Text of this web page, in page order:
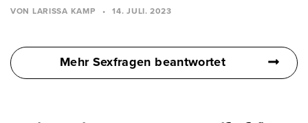
VON LARISSA KAMP • 14. JULI. 2023
Mehr Sexfragen beantwortet